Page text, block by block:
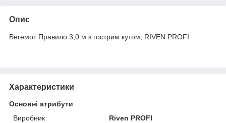
Опис
Бегемот Правило 3,0 м з гострим кутом, RIVEN PROFI
Характеристики
Основні атрибути
Виробник
Riven PROFI